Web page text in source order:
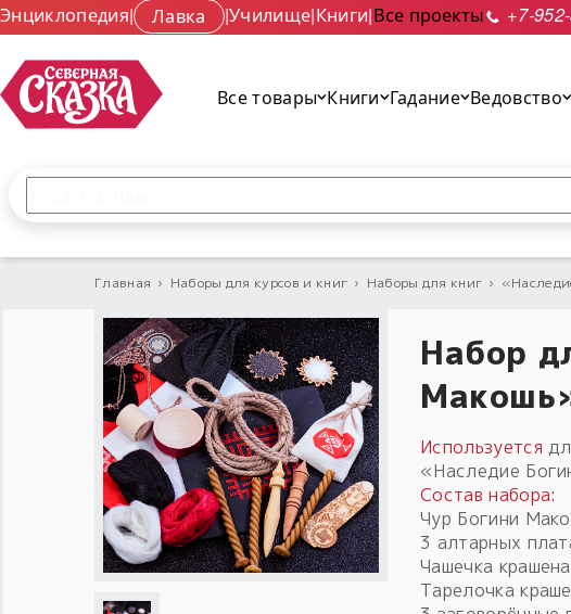
Энциклопедия| Лавка |Училище|Книги|Все проекты +7-
Все товары Книги Гадание Ведовство
Главная › Наборы для курсов и книг › Наборы для книг ›
Набор
Используется
«Наследие
Состав набора:
Чур Богини
3 алтарных
Чашечка
Тарелочка